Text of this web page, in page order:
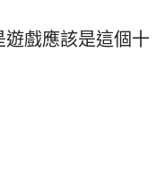
戲應該是這個十